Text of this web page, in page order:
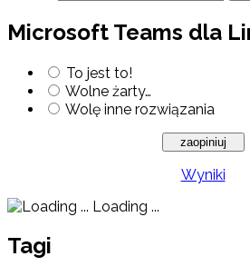
Microsoft Teams dla
To jest to!
Wolne żarty…
Wolę inne rozwiązania
Wyniki
Loading ...
Tagi